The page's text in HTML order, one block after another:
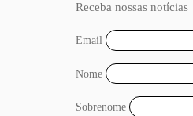
Receba nossas notícias
Email
Nome
Sobrenome